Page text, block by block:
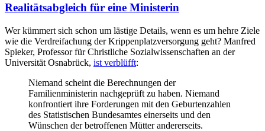
Realitätsabgleich für eine Ministerin
Wer kümmert sich schon um lästige Details, wenn es um hehre Ziele
wie die Verdreifachung der Krippenplatzversorgung geht? Manfred
Spieker, Professor für Christliche Sozialwissenschaften an der
Universität Osnabrück, ist verblüfft:
Niemand scheint die Berechnungen der
Familienministerin nachgeprüft zu haben. Niemand
konfrontiert ihre Forderungen mit den Geburtenzahlen
des Statistischen Bundesamtes einerseits und den
Wünschen der betroffenen Mütter andererseits.